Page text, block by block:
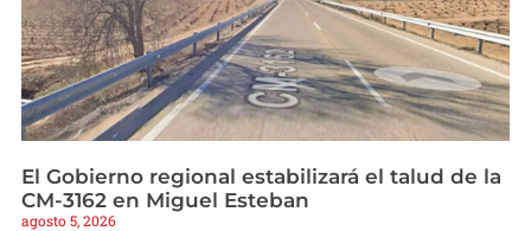
El Gobierno regional estabilizará el talud de la
CM-3162 en Miguel Esteban
agosto 5, 2026